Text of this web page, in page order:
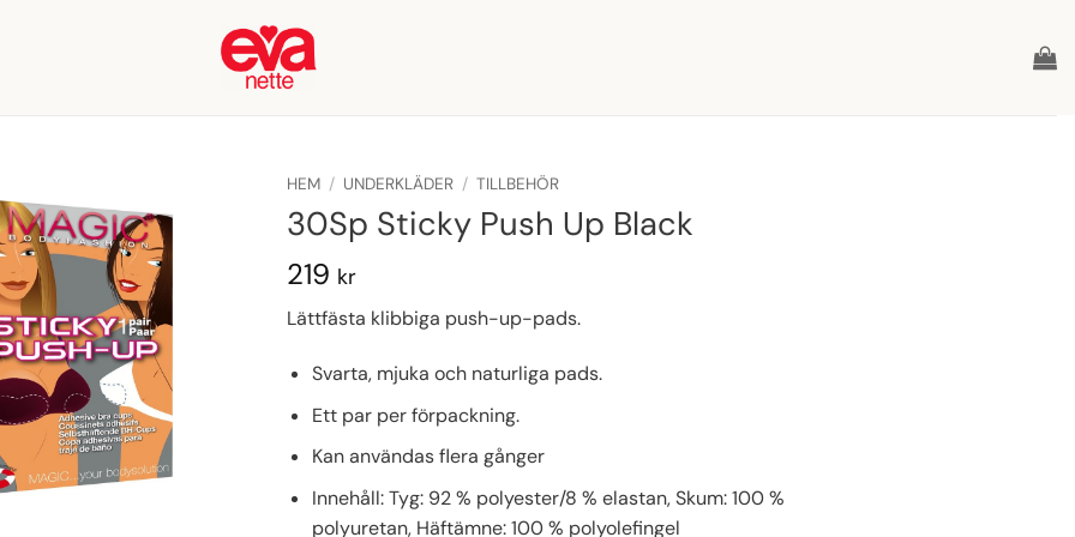
HEM / UNDERKLÄDER / TILLBEHÖR
30Sp Sticky Push Up Black
219 kr
Lättfästa klibbiga push-up-pads.
Svarta, mjuka och naturliga pads.
Ett par per förpackning.
Kan användas flera gånger
Innehåll: Tyg: 92 % polyester/8 % elastan, Skum: 100 %
polyuretan, Häftämne: 100 % polyolefingel